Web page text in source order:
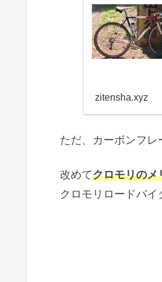
zitensha.xyz
ただ、カーボンフレ
改めてクロモリのメ
クロモリロードバイ